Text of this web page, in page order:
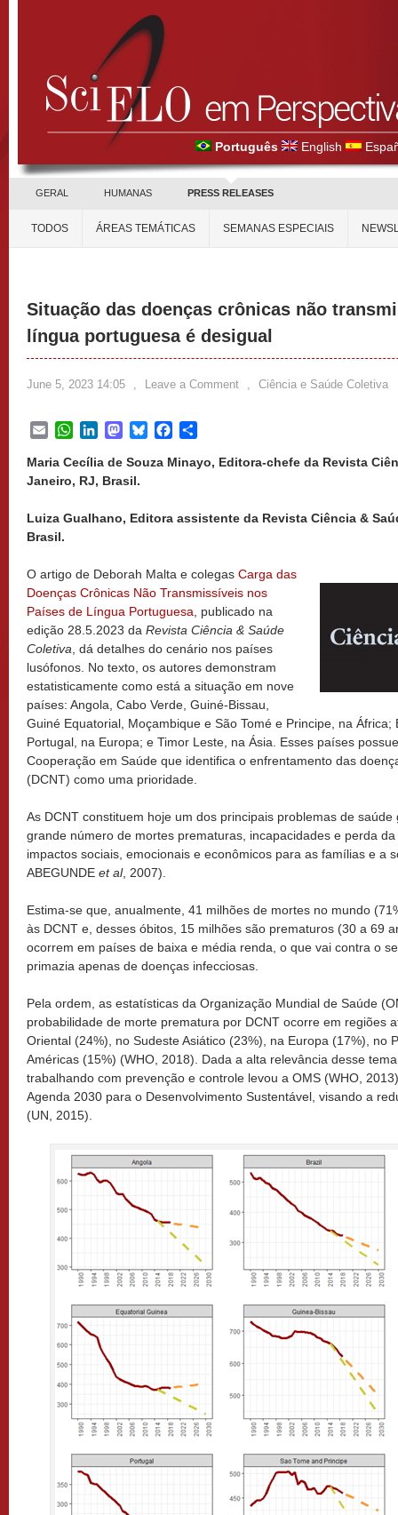
Português English
GERAL HUMANAS PRESS RELEASES
TODOS ÁREAS TEMÁTICAS SEMANAS ESPECIAIS
Situação das doenças crônicas não
língua portuguesa é desigual
June 5, 2023 14:05 , Leave a Comment , Ciência e Saúde Coletiva
EmailWhatsApp
LinkedInMastodon
BlueskyFacebook
Maria Cecília de Souza Minayo, Editora-chefe da Revista
Janeiro, RJ, Brasil.
Luiza Gualhano, Editora assistente da Revista Ciência &
Brasil.
O artigo de Deborah Malta e colegas Carga das
Doenças Crônicas Não Transmissíveis nos
Países de Língua Portuguesa , publicado na
edição 28.5.2023 da Revista Ciência & Saúde
Coletiva , dá detalhes do cenário nos países
lusófonos. No texto, os autores demonstram
estatisticamente como está a situação em nove
países: Angola, Cabo Verde, Guiné-Bissau,
Guiné Equatorial, Moçambique e São Tomé e Principe, na África;
Portugal, na Europa; e Timor Leste, na Ásia. Esses países
Cooperação em Saúde que identifica o enfrentamento das
(DCNT) como uma prioridade.
As DCNT constituem hoje um dos principais problemas de
grande número de mortes prematuras, incapacidades e perda
impactos sociais, emocionais e econômicos para as famílias e a
ABEGUNDE et al, 2007).
Estima-se que, anualmente, 41 milhões de mortes no mundo
às DCNT e, desses óbitos, 15 milhões são prematuros (30 a 69
ocorrem em países de baixa e média renda, o que vai contra o
primazia apenas de doenças infecciosas.
Pela ordem, as estatísticas da Organização Mundial de Saúde
probabilidade de morte prematura por DCNT ocorre em regiões
Oriental (24%), no Sudeste Asiático (23%), na Europa (17%), no
Américas (15%) (WHO, 2018). Dada a alta relevância desse
trabalhando com prevenção e controle levou a OMS (WHO,
Agenda 2030 para o Desenvolvimento Sustentável, visando a
(UN, 2015).